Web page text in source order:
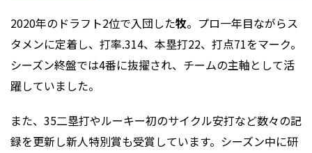
2020年のドラフト2位で入団した牧。プロ一年目ながらス
タメンに定着し、打率.314、本塁打22、打点71をマーク。
シーズン終盤では4番に抜擢され、チームの主軸として活
躍していました。
また、35二塁打やルーキー初のサイクル安打など数々の記
録を更新し新人特別賞も受賞しています。シーズン中に研